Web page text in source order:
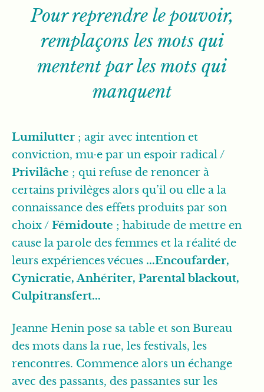
Pour reprendre le pouvoir,
remplaçons les mots qui
mentent par les mots qui
manquent
Lumilutter ; agir avec intention et
conviction, mu∙e par un espoir radical /
Privilâche ; qui refuse de renoncer à
certains privilèges alors qu’il ou elle a la
connaissance des effets produits par son
choix / Fémidoute ; habitude de mettre en
cause la parole des femmes et la réalité de
leurs expériences vécues ...Encoufarder,
Cynicratie, Anhériter, Parental blackout,
Culpitransfert...
Jeanne Henin pose sa table et son Bureau
des mots dans la rue, les festivals, les
rencontres. Commence alors un échange
avec des passants, des passantes sur les